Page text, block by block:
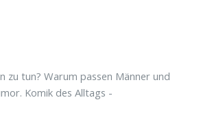
zu tun? Warum passen Männer und
Komik des Alltags -